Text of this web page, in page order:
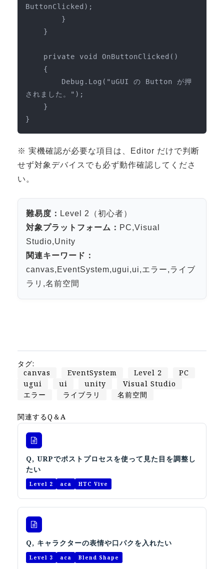
ButtonClicked);
されました。");
}
※ 実機確認が必要な項目は、Editor だけで判断
せず対象デバイスでも必ず動作確認してくださ
い。
難易度： Level 2（初心者）
対象プラットフォーム： PC,Visual
Studio,Unity
関連キーワード：
canvas,EventSystem,ugui,ui,エラー,ライブ
ラリ,名前空間
タグ:
canvas
EventSystem Level 2
PC
ugui
ui unity
Visual Studio
エラー
ライブラリ 名前空間
関連するQ＆A
Q, URPでポストプロセスを使って見た目を調整し
たい
Level 2 aca HTC Vive
Q, キャラクターの表情や口パクを入れたい
Level 3 aca Blend Shape